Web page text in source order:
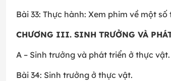
Bài 33: Thực hành: Xem phim về một
CHƯƠNG III. SINH TRƯỞNG VÀ
A – Sinh trưởng và phát triển ở thực vật.
Bài 34: Sinh trưởng ở thực vật.